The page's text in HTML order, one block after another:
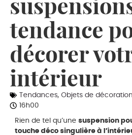
tendance
décorer
intérieur
Tendances, Objets de décoration
16h00
Rien de tel qu’une suspension
touche déco singulière à